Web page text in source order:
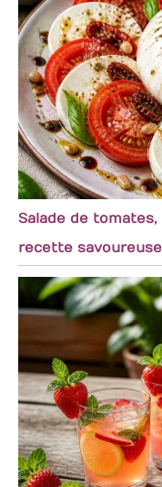
Salade de
recette savoureuse